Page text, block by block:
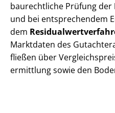
baurechtliche Prüfung
und bei entsprechendem
dem
Marktdaten des
fließen über
ermitt­lung sowie den